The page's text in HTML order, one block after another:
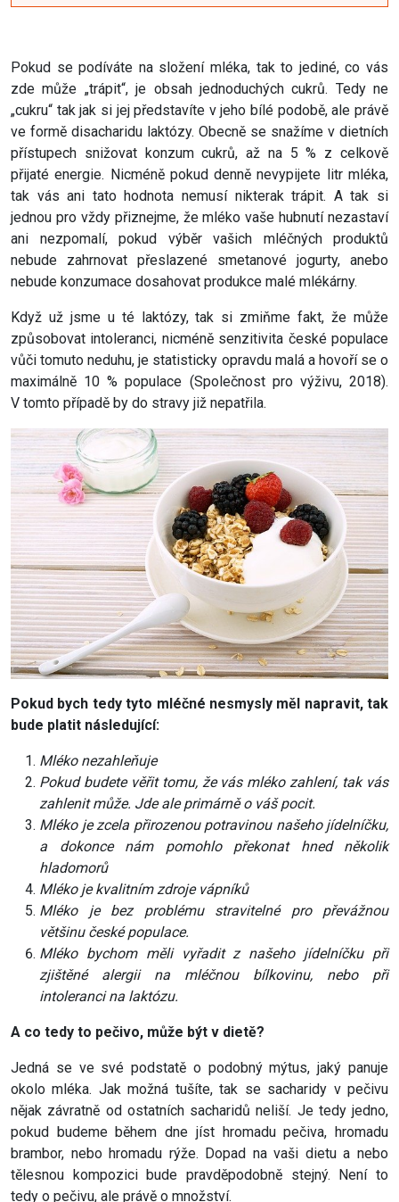
Pokud se podíváte na složení mléka, tak to jediné, co vás
zde může „trápit“, je obsah jednoduchých cukrů. Tedy ne
„cukru“ tak jak si jej představíte v jeho bílé podobě, ale právě
ve formě disacharidu laktózy. Obecně se snažíme v dietních
přístupech snižovat konzum cukrů, až na 5 % z celkově
přijaté energie. Nicméně pokud denně nevypijete litr mléka,
tak vás ani tato hodnota nemusí nikterak trápit. A tak si
jednou pro vždy přiznejme, že mléko vaše hubnutí nezastaví
ani nezpomalí, pokud výběr vašich mléčných produktů
nebude zahrnovat přeslazené smetanové jogurty, anebo
nebude konzumace dosahovat produkce malé mlékárny.
Když už jsme u té laktózy, tak si zmiňme fakt, že může
způsobovat intoleranci, nicméně senzitivita české populace
vůči tomuto neduhu, je statisticky opravdu malá a hovoří se o
maximálně 10 % populace (Společnost pro výživu, 2018).
V tomto případě by do stravy již nepatřila.
Pokud bych tedy tyto mléčné nesmysly měl napravit, tak
bude platit následující:
Mléko nezahleňuje
Pokud budete věřit tomu, že vás mléko zahlení, tak vás
zahlenit může. Jde ale primárně o váš pocit.
Mléko je zcela přirozenou potravinou našeho jídelníčku,
a dokonce nám pomohlo překonat hned několik
hladomorů
Mléko je kvalitním zdroje vápníků
Mléko je bez problému stravitelné pro převážnou
většinu české populace.
Mléko bychom měli vyřadit z našeho jídelníčku při
zjištěné alergii na mléčnou bílkovinu, nebo při
intoleranci na laktózu.
A co tedy to pečivo, může být v dietě?
Jedná se ve své podstatě o podobný mýtus, jaký panuje
okolo mléka. Jak možná tušíte, tak se sacharidy v pečivu
nějak závratně od ostatních sacharidů neliší. Je tedy jedno,
pokud budeme během dne jíst hromadu pečiva, hromadu
brambor, nebo hromadu rýže. Dopad na vaši dietu a nebo
tělesnou kompozici bude pravděpodobně stejný. Není to
tedy o pečivu, ale právě o množství.